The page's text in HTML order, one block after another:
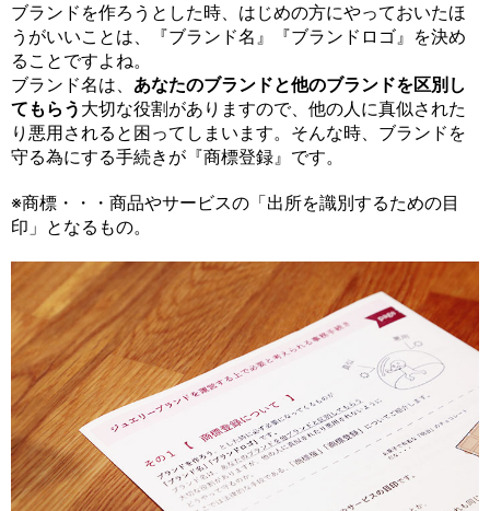
ブランドを作ろうとした時、はじめの方にやっておいたほ
うがいいことは、
『ブランド名』『ブランドロゴ』を決め
ることですよね。
ブランド名は、 あなたのブランドと他のブランドを区別し
てもらう 大切な役割がありますので、他の人に真似された
り悪用されると困ってしまいます。そんな時、ブランドを
守る為にする手続きが『商標登録』です。
※商標・・・商品やサービスの「出所を識別するための目
印」となるもの。